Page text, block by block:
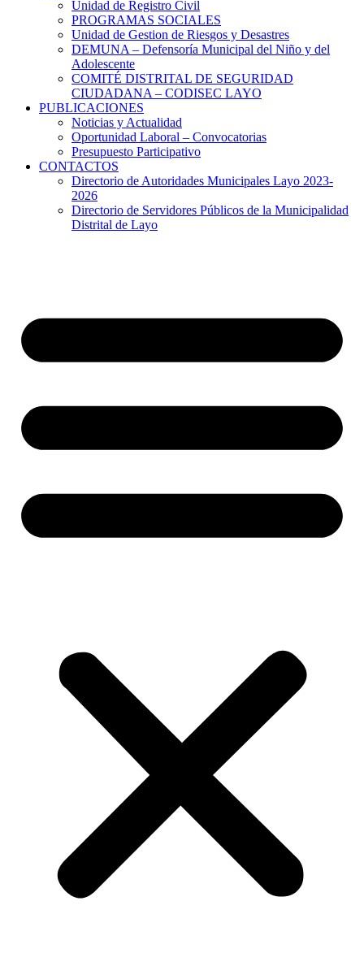
Unidad de Registro Civil
PROGRAMAS SOCIALES
Unidad de Gestion de Riesgos y Desastres
DEMUNA – Defensoría Municipal del Niño y del
Adolescente
COMITÉ DISTRITAL DE SEGURIDAD
CIUDADANA – CODISEC LAYO
PUBLICACIONES
Noticias y Actualidad
Oportunidad Laboral – Convocatorias
Presupuesto Participativo
CONTACTOS
Directorio de Autoridades Municipales Layo 2023-
2026
Directorio de Servidores Públicos de la Municipalidad
Distrital de Layo